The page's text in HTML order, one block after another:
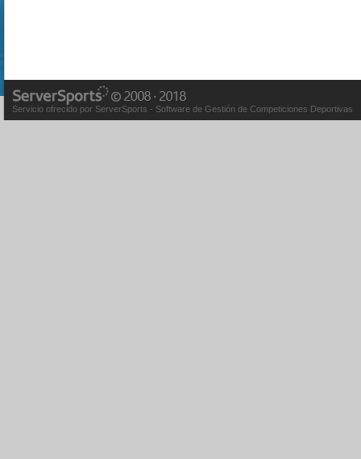
Servicio ofrecido por ServerSports - Software de Gestión de Competiciones Deportivas